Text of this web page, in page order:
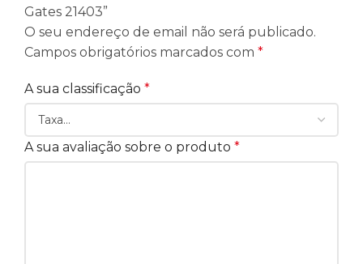
Gates 21403”
O seu endereço de email não será publicado.
Campos obrigatórios marcados com *
A sua classificação *
A sua avaliação sobre o produto *